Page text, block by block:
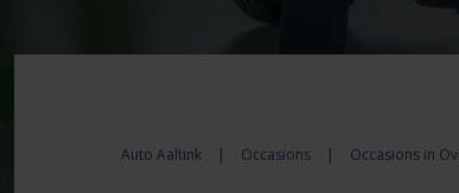
Auto Aaltink | Occasions | Occasions in